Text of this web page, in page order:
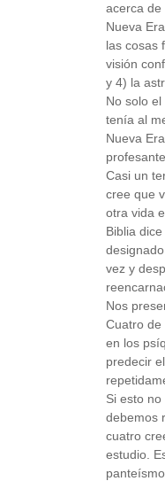
acerca de
Nueva
las cosas
visión
y 4) la
No solo
tenía al
Nueva
Casi un
cree que
otra vida
Biblia
vez y
Nos
Cuatro de
en los
predecir
Si esto no
debemos
cuatro
estudio.